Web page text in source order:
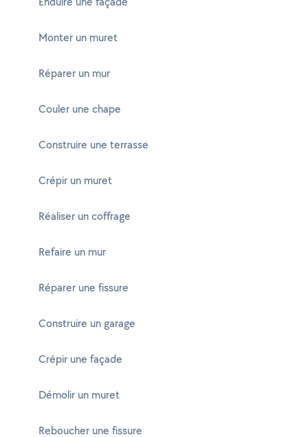
Monter un muret
Réparer un mur
Couler une chape
Construire une terrasse
Crépir un muret
Réaliser un coffrage
Refaire un mur
Réparer une fissure
Construire un garage
Crépir une façade
Démolir un muret
Reboucher une fissure